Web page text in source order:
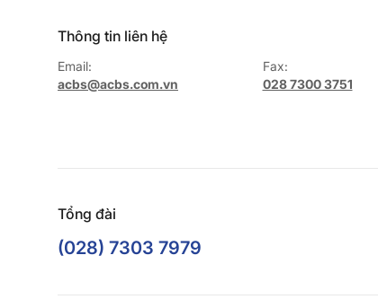
Thông tin liên hệ
Email:
acbs@acbs.com.vn
Fax:
028 7300 3751
Tổng đài
(028) 7303 7979